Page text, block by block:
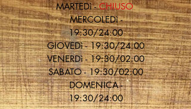
MARTEDì -CHIUSO
MERCOLEDì -
19:30/24:00
GIOVEDì - 19:30/24:00
VENERDì - 19:30/02:00
SABATO - 19:30/02:00
DOMENICA -
19:30/24:00